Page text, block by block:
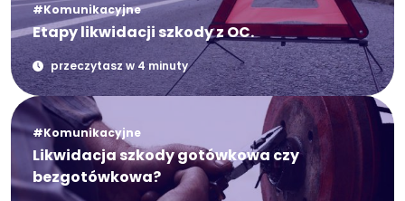
#Komunikacyjne
Etapy likwidacji szkody z OC.
przeczytasz w 4 minuty
#Komunikacyjne
Likwidacja szkody gotówkowa czy
bezgotówkowa?